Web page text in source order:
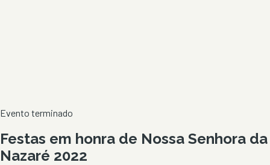
Evento terminado
Festas em honra de Nossa Senhora da
Nazaré 2022